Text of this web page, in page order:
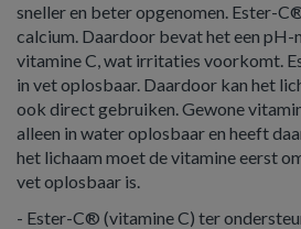
sneller en beter opgenomen. Ester-
calcium. Daardoor bevat het een pH-
vitamine C, wat irritaties voorkomt.
in vet oplosbaar. Daardoor kan het
ook direct gebruiken. Gewone
alleen in water oplosbaar en heeft
het lichaam moet de vitamine eerst
vet oplosbaar is.
- Ester-C® (vitamine C) ter